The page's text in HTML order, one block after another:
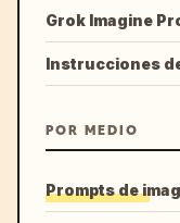
Grok Imagine
Instrucciones
POR MEDIO
Prompts de